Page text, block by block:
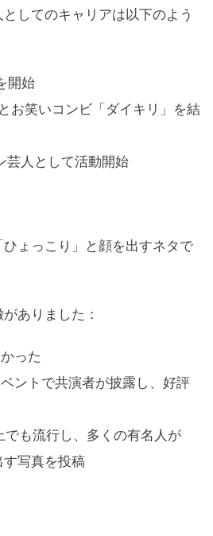
してのキャリアは以下のよう
開始
お笑いコンビ「ダイキリ」を結
人として活動開始
ょっこり」と顔を出すネタで
ありました：
った
ントで共演者が披露し、好評
も流行し、多くの有名人が
す写真を投稿